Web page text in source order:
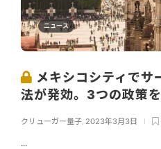
ニュース
メキシコシティでサ
法が発効。3つの政策
クリューガー量子 2023年3月3日
...